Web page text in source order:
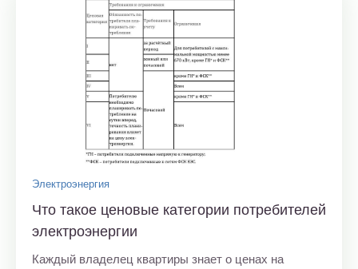
Электроэнергия
Что такое ценовые категории потребителей
электроэнергии
Каждый владелец квартиры знает о ценах на